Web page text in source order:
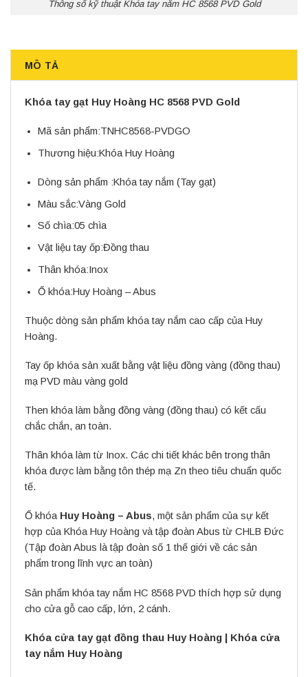
Thông số kỹ thuật Khóa tay nắm HC 8568 PVD Gold
MÔ TẢ
Khóa tay gạt Huy Hoàng HC 8568 PVD Gold
Mã sản phẩm:TNHC8568-PVDGO
Thương hiệu:Khóa Huy Hoàng
Dòng sản phẩm :Khóa tay nắm (Tay gạt)
Màu sắc:Vàng Gold
Số chìa:05 chìa
Vật liệu tay ốp:Đồng thau
Thân khóa:Inox
Ổ khóa:Huy Hoàng – Abus
Thuộc dòng sản phẩm khóa tay nắm cao cấp của Huy
Hoàng.
Tay ốp khóa sản xuất bằng vật liệu đồng vàng (đồng thau)
mạ PVD màu vàng gold
Then khóa làm bằng đồng vàng (đồng thau) có kết cấu
chắc chắn, an toàn.
Thân khóa làm từ Inox. Các chi tiết khác bên trong thân
khóa được làm bằng tôn thép mạ Zn theo tiêu chuẩn quốc
tế.
Ổ khóa Huy Hoàng – Abus, một sản phẩm của sự kết
hợp của Khóa Huy Hoàng và tập đoàn Abus từ CHLB Đức
(Tập đoàn Abus là tập đoàn số 1 thế giới về các sản
phẩm trong lĩnh vực an toàn)
Sản phẩm khóa tay nắm HC 8568 PVD thích hợp sử dụng
cho cửa gỗ cao cấp, lớn, 2 cánh.
Khóa cửa tay gạt đồng thau Huy Hoàng
Khóa cửa
tay nắm Huy Hoàng